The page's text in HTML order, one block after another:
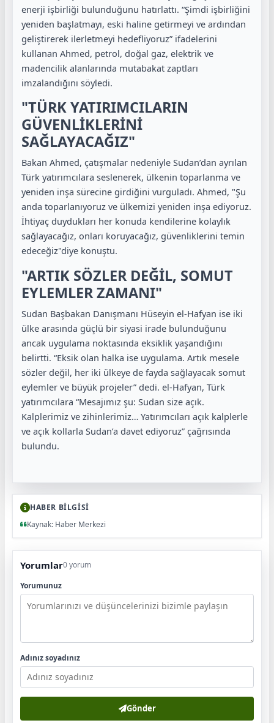
enerji işbirliği bulunduğunu hatırlattı. “Şimdi işbirliğini
yeniden başlatmayı, eski haline getirmeyi ve ardından
geliştirerek ilerletmeyi hedefliyoruz” ifadelerini
kullanan Ahmed, petrol, doğal gaz, elektrik ve
madencilik alanlarında mutabakat zaptları
imzalandığını söyledi.
"TÜRK YATIRIMCILARIN
GÜVENLİKLERİNİ
SAĞLAYACAĞIZ"
Bakan Ahmed, çatışmalar nedeniyle Sudan’dan ayrılan
Türk yatırımcılara seslenerek, ülkenin toparlanma ve
yeniden inşa sürecine girdiğini vurguladı. Ahmed, "Şu
anda toparlanıyoruz ve ülkemizi yeniden inşa ediyoruz.
İhtiyaç duydukları her konuda kendilerine kolaylık
sağlayacağız, onları koruyacağız, güvenliklerini temin
edeceğiz"diye konuştu.
"ARTIK SÖZLER DEĞİL, SOMUT
EYLEMLER ZAMANI"
Sudan Başbakan Danışmanı Hüseyin el-Hafyan ise iki
ülke arasında güçlü bir siyasi irade bulunduğunu
ancak uygulama noktasında eksiklik yaşandığını
belirtti. “Eksik olan halka ise uygulama. Artık mesele
sözler değil, her iki ülkeye de fayda sağlayacak somut
eylemler ve büyük projeler” dedi. el-Hafyan, Türk
yatırımcılara “Mesajımız şu: Sudan size açık.
Kalplerimiz ve zihinlerimiz… Yatırımcıları açık kalplerle
ve açık kollarla Sudan’a davet ediyoruz” çağrısında
bulundu.
HABER BİLGİSİ
Kaynak: Haber Merkezi
Yorumlar0 yorum
Yorumunuz
Adınız soyadınız
Gönder